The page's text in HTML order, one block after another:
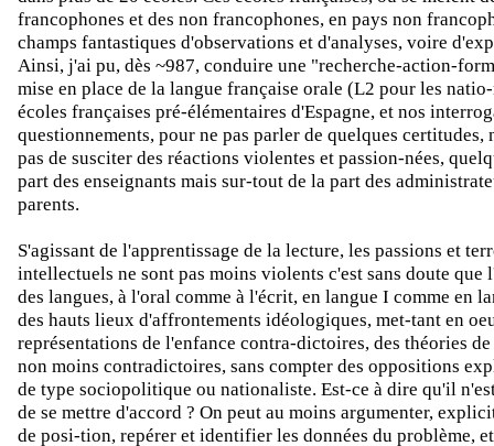
francophones et des non francophones, en pays non
champs fantastiques d'observations et d'analyses, voire
Ainsi, j'ai pu, dès ~987, conduire une "recherche-action-
mise en place de la langue française orale (L2 pour les
écoles françaises pré-élémentaires d'Espagne, et nos
questionnements, pour ne pas parler de quelques certitudes,
pas de susciter des réactions violentes et passion-nées,
part des enseignants mais sur-tout de la part des
parents.
S'agissant de l'apprentissage de la lecture, les passions et
intellectuels ne sont pas moins violents c'est sans doute que
des langues, à l'oral comme à l'écrit, en langue I comme en
des hauts lieux d'affrontements idéologiques, met-tant en
représentations de l'enfance contra-dictoires, des théories
non moins contradictoires, sans compter des oppositions
de type sociopolitique ou nationaliste. Est-ce à dire qu'il
de se mettre d'accord ? On peut au moins argumenter,
de posi-tion, repérer et identifier les données du problème,